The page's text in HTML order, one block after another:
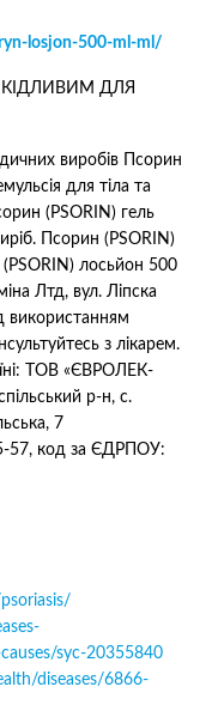
losjon-500-ml-ml/
ДЛЯ
виробів Псорин
для тіла та
(PSORIN) гель
Псорин (PSORIN)
лосьйон 500
Лтд, вул. Ліпска
використанням
з лікарем.
ТОВ «ЄВРОЛЕК-
р-н, с.
7
57, код за ЄДРПОУ:
syc-20355840
diseases/6866-